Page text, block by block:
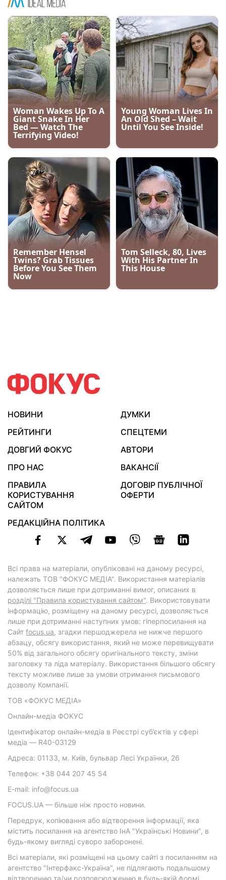
НОВИНИ
ДУМКИ
РЕЙТИНГИ
СПЕЦТЕМИ
ДОВГИЙ ФОКУС
АВТОРИ
ПРО НАС
ВАКАНСІЇ
ПРАВИЛА
КОРИСТУВАННЯ
САЙТОМ
ДОГОВІР ПУБЛІЧНОЇ
ОФЕРТИ
РЕДАКЦІЙНА ПОЛІТИКА
Всі права на матеріали, опубліковані на даному ресурсі,
належать ТОВ "ФОКУС МЕДІА". Використання матеріалів
дозволяється лише при дотриманні вимог, описаних в
розділі "Правила користування сайтом". Використовувати
інформацію, розміщену на даному ресурсі, дозволяється
лише при дотриманні наступних умов: гіперпосилання на
Cайт focus.ua, згадки першоджерела не нижче першого
абзацу, обсягу використання, який не може перевищувати
50% від загального обсягу оригінального тексту, зміни
заголовку та ліда матеріалу. Використання більшого обсягу
тексту можливе лише за умови отримання письмового
дозволу Компанії.
ТОВ «ФОКУС МЕДІА»
Онлайн-медіа ФОКУС
Ідентифікатор онлайн-медіа в Реєстрі суб’єктів у сфері
медіа — R40-03129
Адреса: 01133, м. Київ, бульвар Лесі Українки, 26
Телефон: +38 044 207 45 54
E-mail: info@focus.ua
FOCUS.UA — більше ніж просто новини.
Передрук, копіювання або відтворення інформації, яка
містить посилання на агентство ІнА "Українські Новини", в
будь-якому вигляді суворо заборонені.
Всі матеріали, які розміщені на цьому сайті з посиланням на
агентство "Інтерфакс-Україна", не підлягають подальшому
відтворенню та/чи розповсюдженню в будь-якій формі,